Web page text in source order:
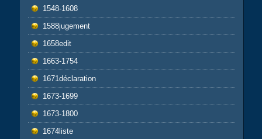
1548-1608
1588jugement
1658edit
1663-1754
1671déclaration
1673-1699
1673-1800
1674liste